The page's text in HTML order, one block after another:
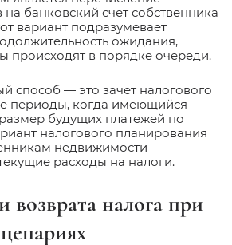
банковский счет собственника
вариант подразумевает
ожидания,
происходят в порядке очереди.
способ — это зачет налогового
периоды, когда имеющийся
будущих платежей по
налогового планирования
недвижимости
расходы на налоги.
возврата налога при